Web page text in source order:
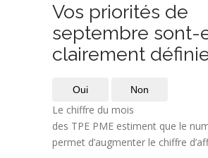
Vos priorités de
septembre sont-
clairement
Oui Non
Le chiffre du mois
des TPE PME estiment que le
permet d’augmenter le chiffre